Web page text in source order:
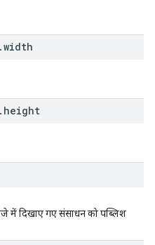
.width
. height
में दिखाए गए संसाधन को पब्लिश